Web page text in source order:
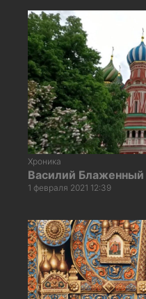
Хроника
Василий
1 февраля 2021 12:39